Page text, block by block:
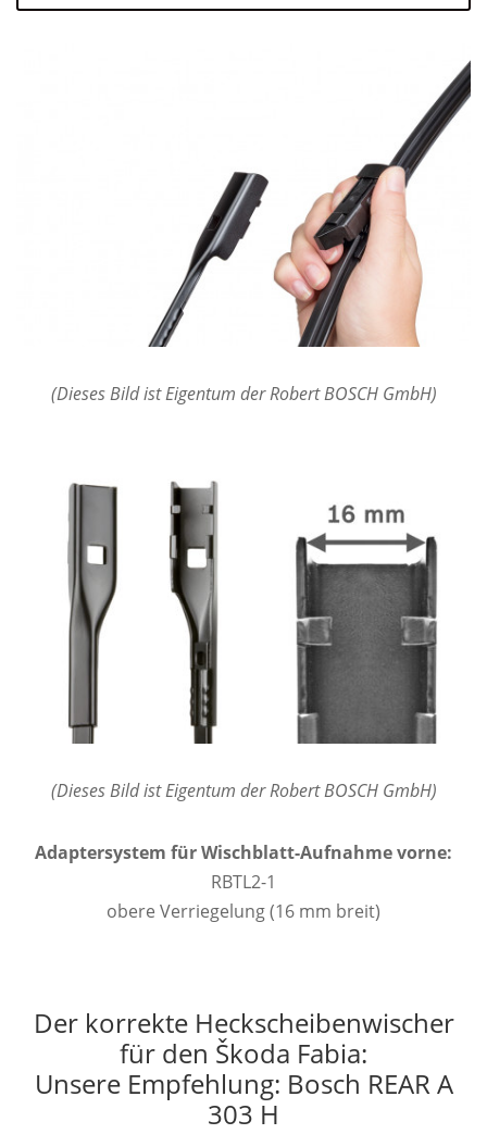
(Dieses Bild ist Eigentum der Robert BOSCH GmbH)
(Dieses Bild ist Eigentum der Robert BOSCH GmbH)
Adaptersystem für Wischblatt-Aufnahme vorne:
RBTL2-1
obere Verriegelung (16 mm breit)
Der korrekte Heckscheibenwischer
für den Škoda Fabia:
Unsere Empfehlung: Bosch REAR A
303 H